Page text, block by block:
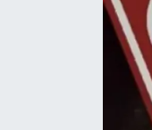
KKTC
Kültür Sanat